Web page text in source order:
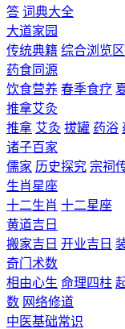
答 词典大全
大道家园
传统典籍 综合浏览区
药食同源
饮食营养 春季食疗
推拿艾灸
推拿 艾灸 拔罐 药浴
诸子百家
儒家 历史探究 宗祠
生肖星座
十二生肖 十二星座
黄道吉日
搬家吉日 开业吉日
奇门术数
相由心生 命理四柱
数 网络修道
中医基础常识